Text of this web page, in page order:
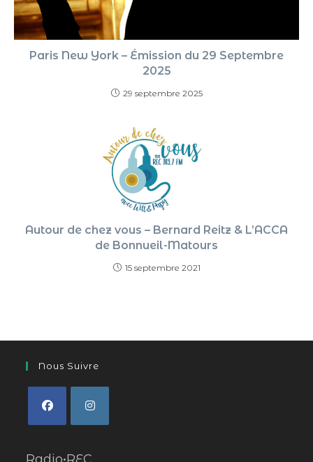
Paris New York – Émission du 29 Septembre
2025
29 septembre 2025
Autour de chez vous – Bernard Reitz & L’ACCA
de Bonnueil-Matours
15 septembre 2021
Nous Suivre
Radio•REC